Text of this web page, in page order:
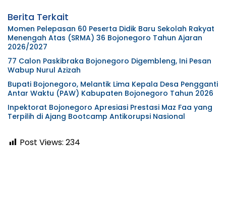
Berita Terkait
Momen Pelepasan 60 Peserta Didik Baru Sekolah Rakyat
Menengah Atas (SRMA) 36 Bojonegoro Tahun Ajaran
2026/2027
77 Calon Paskibraka Bojonegoro Digembleng, Ini Pesan
Wabup Nurul Azizah
Bupati Bojonegoro, Melantik Lima Kepala Desa Pengganti
Antar Waktu (PAW) Kabupaten Bojonegoro Tahun 2026
Inpektorat Bojonegoro Apresiasi Prestasi Maz Faa yang
Terpilih di Ajang Bootcamp Antikorupsi Nasional
Post Views: 234